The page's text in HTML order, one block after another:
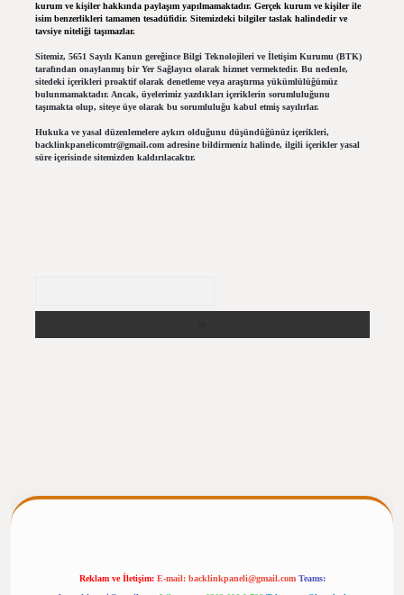
kurum ve kişiler hakkında paylaşım yapılmamaktadır. Gerçek kurum ve kişiler ile
isim benzerlikleri tamamen tesadüfidir. Sitemizdeki bilgiler taslak halindedir ve
tavsiye niteliği taşımazlar.
Sitemiz, 5651 Sayılı Kanun gereğince Bilgi Teknolojileri ve İletişim Kurumu (BTK)
tarafından onaylanmış bir Yer Sağlayıcı olarak hizmet vermektedir. Bu nedenle,
sitedeki içerikleri proaktif olarak denetleme veya araştırma yükümlülüğümüz
bulunmamaktadır. Ancak, üyelerimiz yazdıkları içeriklerin sorumluluğunu
taşımakta olup, siteye üye olarak bu sorumluluğu kabul etmiş sayılırlar.
Hukuka ve yasal düzenlemelere aykırı olduğunu düşündüğünüz içerikleri,
backlinkpanelicomtr@gmail.comadresine bildirmeniz halinde, ilgili içerikler yasal
süre içerisinde sitemizden kaldırılacaktır.
Reklam ve İletişim: E-mail: backlinkpaneli@gmail.com Teams: